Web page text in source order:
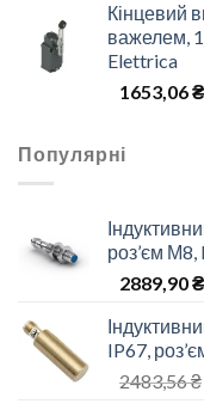
Кінцевий
важелем,
Elettrica
1653,06₴
Популярні
роз’єм
2889,90₴
IP67,
2483,56₴